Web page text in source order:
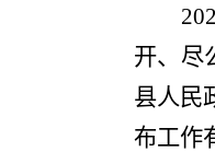
开、 尽
县人民
布工作